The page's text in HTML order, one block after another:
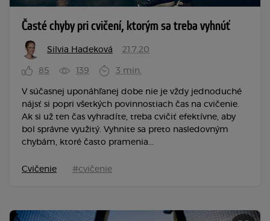
Časté chyby pri cvičení, ktorým sa treba vyhnúť
Silvia Hadeková 21.7.20
85 139 3 min.
V súčasnej uponáhľanej dobe nie je vždy jednoduché
nájsť si popri všetkých povinnostiach čas na cvičenie.
Ak si už ten čas vyhradíte, treba cvičiť efektívne, aby
bol správne využitý. Vyhnite sa preto nasledovným
chybám, ktoré často pramenia...
Cvičenie #cvičenie